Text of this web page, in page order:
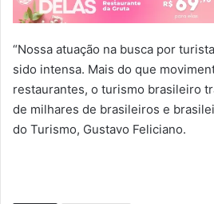
“Nossa atuação na busca por
sido intensa. Mais do que
restaurantes, o turismo brasileiro
de milhares de brasileiros e
do Turismo, Gustavo Feliciano.